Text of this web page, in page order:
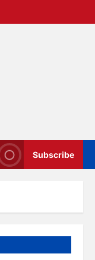
Subscribe